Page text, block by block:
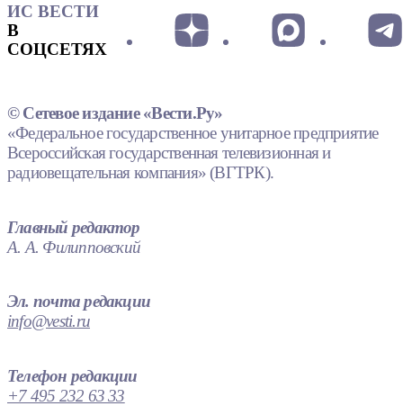
ИС ВЕСТИ
В
СОЦСЕТЯХ
© Сетевое издание «Вести.Ру»
«Федеральное государственное унитарное предприятие
Всероссийская государственная телевизионная и
радиовещательная компания» (ВГТРК).
Главный редактор
А. А. Филипповский
Эл. почта редакции
info@vesti.ru
Телефон редакции
+7 495 232 63 33